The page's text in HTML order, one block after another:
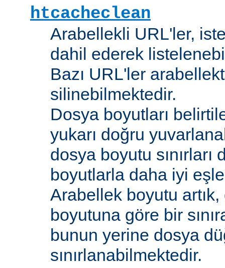
htcacheclean
Arabellekli URL'ler,
dahil ederek
Bazı URL'ler
silinebilmektedir.
Dosya boyutları
yukarı doğru
dosya boyutu sınırları
boyutlarla daha iyi
Arabellek boyutu
boyutuna göre bir
bunun yerine dosya
sınırlanabilmektedir.